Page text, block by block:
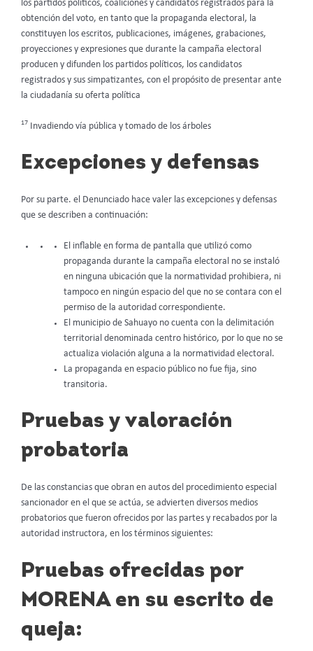
los partidos políticos, coaliciones y candidatos registrados para la
obtención del voto, en tanto que la propaganda electoral, la
constituyen los escritos, publicaciones, imágenes, grabaciones,
proyecciones y expresiones que durante la campaña electoral
producen y difunden los partidos políticos, los candidatos
registrados y sus simpatizantes, con el propósito de presentar ante
la ciudadanía su oferta política
17 Invadiendo vía pública y tomado de los árboles
Excepciones y defensas
Por su parte. el Denunciado hace valer las excepciones y defensas
que se describen a continuación:
El inflable en forma de pantalla que utilizó como
propaganda durante la campaña electoral no se instaló
en ninguna ubicación que la normatividad prohibiera, ni
tampoco en ningún espacio del que no se contara con el
permiso de la autoridad correspondiente.
El municipio de Sahuayo no cuenta con la delimitación
territorial denominada centro histórico, por lo que no se
actualiza violación alguna a la normatividad electoral.
La propaganda en espacio público no fue fija, sino
transitoria.
Pruebas y valoración
probatoria
De las constancias que obran en autos del procedimiento especial
sancionador en el que se actúa, se advierten diversos medios
probatorios que fueron ofrecidos por las partes y recabados por la
autoridad instructora, en los términos siguientes:
Pruebas ofrecidas por
MORENA en su escrito de
queja: